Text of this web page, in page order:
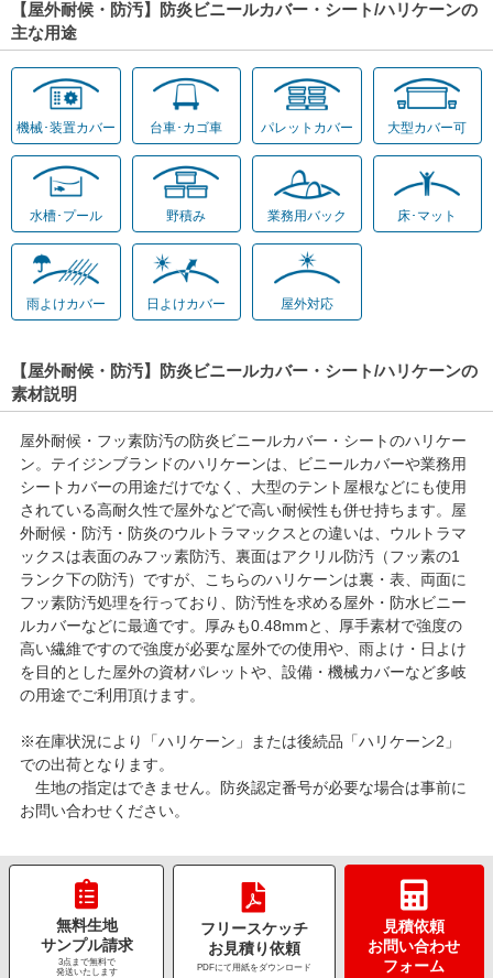
【屋外耐候・防汚】防炎ビニールカバー・シート/ハリケーンの
主な用途
機械･装置カバー 台車･カゴ車 パレットカバー 大型カバー可
水槽･プール 野積み 業務用バック 床･マット
雨よけカバー 日よけカバー 屋外対応
【屋外耐候・防汚】防炎ビニールカバー・シート/ハリケーンの
素材説明
屋外耐候・フッ素防汚の防炎ビニールカバー・シートのハリケー
ン。テイジンブランドのハリケーンは、ビニールカバーや業務用
シートカバーの用途だけでなく、大型のテント屋根などにも使用
されている高耐久性で屋外などで高い耐候性も併せ持ちます。屋
外耐候・防汚・防炎のウルトラマックスとの違いは、ウルトラマ
ックスは表面のみフッ素防汚、裏面はアクリル防汚（フッ素の1
ランク下の防汚）ですが、こちらのハリケーンは裏・表、両面に
フッ素防汚処理を行っており、防汚性を求める屋外・防水ビニー
ルカバーなどに最適です。厚みも0.48mmと、厚手素材で強度の
高い繊維ですので強度が必要な屋外での使用や、雨よけ・日よけ
を目的とした屋外の資材パレットや、設備・機械カバーなど多岐
の用途でご利用頂けます。
※在庫状況により「ハリケーン」または後続品「ハリケーン2」
での出荷となります。
生地の指定はできません。防炎認定番号が必要な場合は事前に
お問い合わせください。
無料生地
サンプル請求
3点まで無料で
発送いたします
フリースケッチ
お見積り依頼
PDFにて用紙をダウンロード
見積依頼
お問い合わせ
フォーム